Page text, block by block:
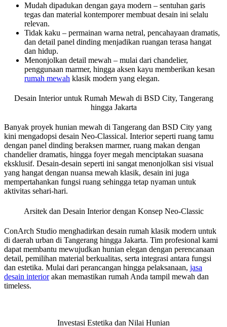
Mudah dipadukan dengan gaya modern – sentuhan garis
tegas dan material kontemporer membuat desain ini selalu
relevan.
Tidak kaku – permainan warna netral, pencahayaan dramatis,
dan detail panel dinding menjadikan ruangan terasa hangat
dan hidup.
Menonjolkan detail mewah – mulai dari chandelier,
penggunaan marmer, hingga aksen kayu memberikan kesan
rumah mewah klasik modern yang elegan.
Desain Interior untuk Rumah Mewah di BSD City, Tangerang
hingga Jakarta
Banyak proyek hunian mewah di Tangerang dan BSD City yang
kini mengadopsi desain Neo-Classical. Interior seperti ruang tamu
dengan panel dinding beraksen marmer, ruang makan dengan
chandelier dramatis, hingga foyer megah menciptakan suasana
eksklusif. Desain-desain seperti ini sangat menonjolkan sisi visual
yang hangat dengan nuansa mewah klasik, desain ini juga
mempertahankan fungsi ruang sehingga tetap nyaman untuk
aktivitas sehari-hari.
Arsitek dan Desain Interior dengan Konsep Neo-Classic
ConArch Studio menghadirkan desain rumah klasik modern untuk
di daerah urban di Tangerang hingga Jakarta. Tim profesional kami
dapat membantu mewujudkan hunian elegan dengan perencanaan
detail, pemilihan material berkualitas, serta integrasi antara fungsi
dan estetika. Mulai dari perancangan hingga pelaksanaan, jasa
desain interiorakan memastikan rumah Anda tampil mewah dan
timeless.
Investasi Estetika dan Nilai Hunian